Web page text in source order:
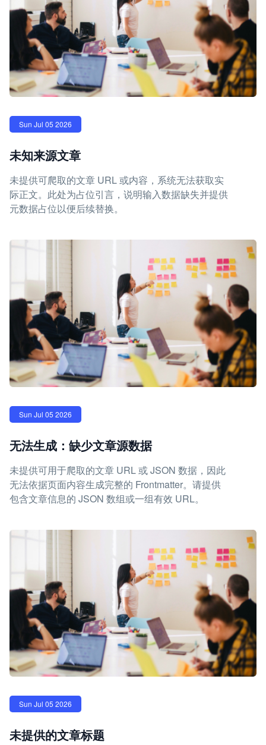
Sun Jul 05 2026
未知来源文章
未提供可爬取的文章 URL 或内容，系统无法获取实
际正文。此处为占位引言，说明输入数据缺失并提供
元数据占位以便后续替换。
Sun Jul 05 2026
无法生成：缺少文章源数据
未提供可用于爬取的文章 URL 或 JSON 数据，因此
无法依据页面内容生成完整的 Frontmatter。请提供
包含文章信息的 JSON 数组或一组有效 URL。
Sun Jul 05 2026
未提供的文章标题